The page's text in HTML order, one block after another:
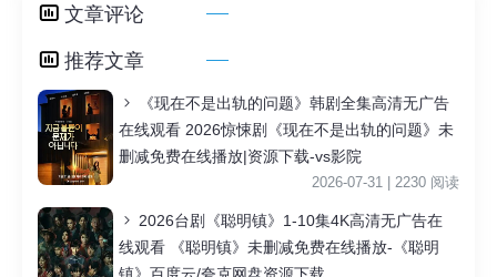
文章评论
推荐文章
《现在不是出轨的问题》韩剧全集高清无广告
在线观看 2026惊悚剧《现在不是出轨的问题》未
删减免费在线播放|资源下载-vs影院
2026-07-31 | 2230 阅读
2026台剧《聪明镇》1-10集4K高清无广告在
线观看 《聪明镇》未删减免费在线播放-《聪明